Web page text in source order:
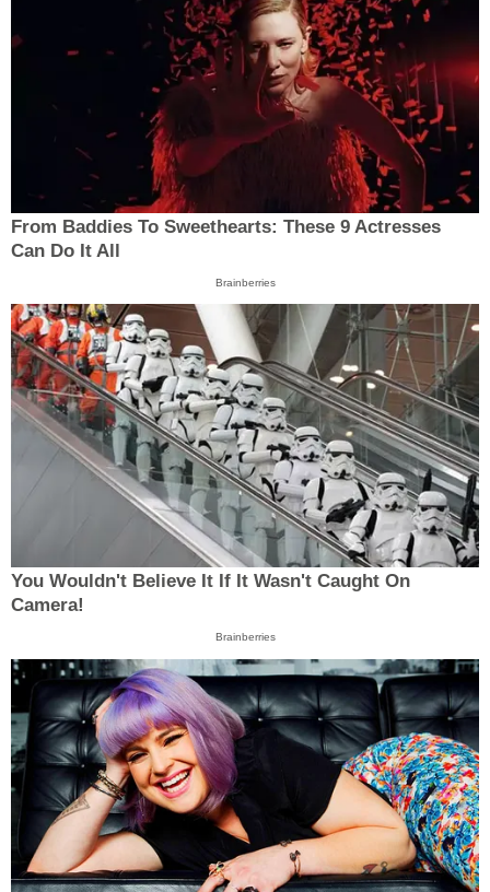
From Baddies To Sweethearts: These 9 Actresses
Can Do It All
Brainberries
You Wouldn't Believe It If It Wasn't Caught On
Camera!
Brainberries